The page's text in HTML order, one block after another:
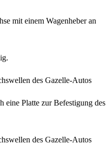
mit einem Wagenheber an
eine Platte zur Befestigung des